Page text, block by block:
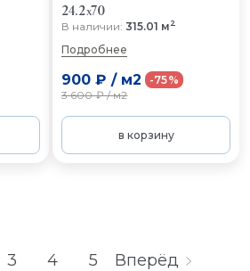
24.2x70
В наличии: 315.01 м2
Подробнее
900 ₽ / м2
3 600 ₽/м2
-75%
в корзину
3 4 5 Вперёд